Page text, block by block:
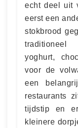
echt deel uit
eerst een
stokbrood
traditioneel
yoghurt,
voor de
een
restaurants
tijdstip en
kleinere